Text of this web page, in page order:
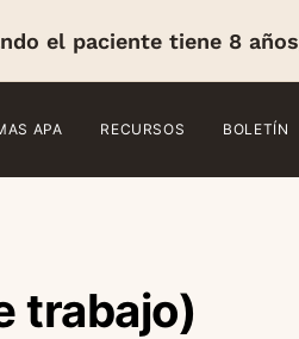
el paciente tiene 8 años
APA RECURSOS BOLETÍN
trabajo)